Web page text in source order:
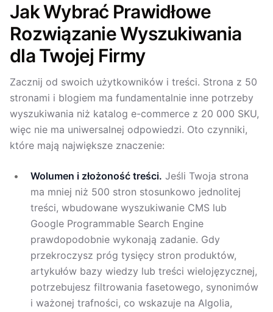
Jak Wybrać Prawidłowe
Rozwiązanie Wyszukiwania
dla Twojej Firmy
Zacznij od swoich użytkowników i treści. Strona z 50
stronami i blogiem ma fundamentalnie inne potrzeby
wyszukiwania niż katalog e-commerce z 20 000 SKU,
więc nie ma uniwersalnej odpowiedzi. Oto czynniki,
które mają największe znaczenie:
Wolumen i złożoność treści. Jeśli Twoja strona
ma mniej niż 500 stron stosunkowo jednolitej
treści, wbudowane wyszukiwanie CMS lub
Google Programmable Search Engine
prawdopodobnie wykonają zadanie. Gdy
przekroczysz próg tysięcy stron produktów,
artykułów bazy wiedzy lub treści wielojęzycznej,
potrzebujesz filtrowania fasetowego, synonimów
i ważonej trafności, co wskazuje na Algolia,